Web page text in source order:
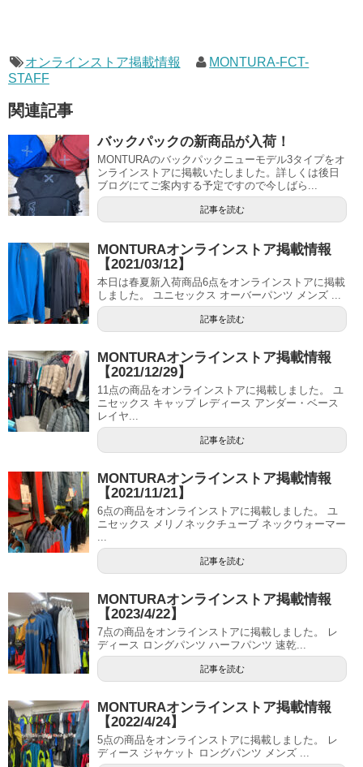
オンラインストア掲載情報
MONTURA-FCT-
STAFF
関連記事
バックパックの新商品が入荷！
MONTURAのバックパックニューモデル3タイプをオ
ンラインストアに掲載いたしました。詳しくは後日
ブログにてご案内する予定ですので今しばら...
記事を読む
MONTURAオンラインストア掲載情報
【2021/03/12】
本日は春夏新入荷商品6点をオンラインストアに掲載
しました。 ユニセックス オーバーパンツ メンズ ...
記事を読む
MONTURAオンラインストア掲載情報
【2021/12/29】
11点の商品をオンラインストアに掲載しました。 ユ
ニセックス キャップ レディース アンダー・ベース
レイヤ...
記事を読む
MONTURAオンラインストア掲載情報
【2021/11/21】
6点の商品をオンラインストアに掲載しました。 ユ
ニセックス メリノネックチューブ ネックウォーマー
記事を読む
MONTURAオンラインストア掲載情報
【2023/4/22】
7点の商品をオンラインストアに掲載しました。 レ
ディース ロングパンツ ハーフパンツ 速乾...
記事を読む
MONTURAオンラインストア掲載情報
【2022/4/24】
5点の商品をオンラインストアに掲載しました。 レ
ディース ジャケット ロングパンツ メンズ ...